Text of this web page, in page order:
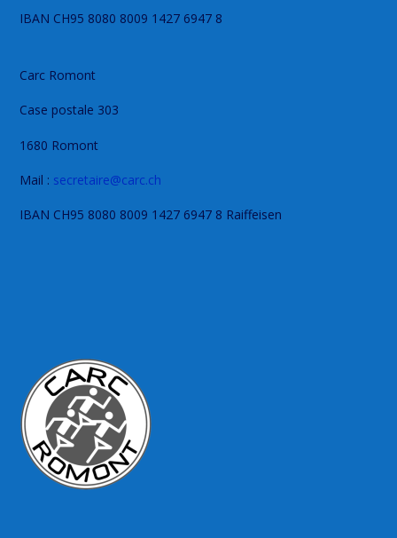
IBAN CH95 8080 8009 1427 6947 8
Carc Romont
Case postale 303
1680 Romont
Mail : secretaire@carc.ch
IBAN CH95 8080 8009 1427 6947 8 Raiffeisen